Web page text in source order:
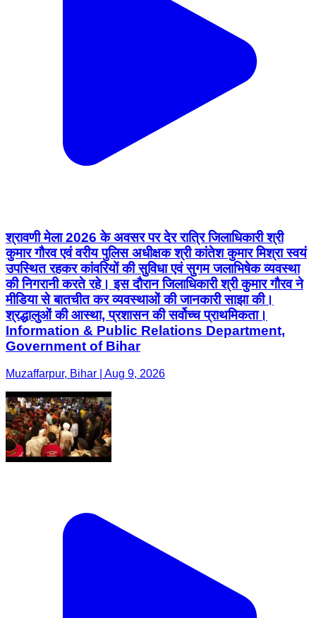
श्रावणी मेला 2026 के अवसर पर देर रात्रि जिलाधिकारी श्री
कुमार गौरव एवं वरीय पुलिस अधीक्षक श्री कांतेश कुमार मिश्रा स्वयं
उपस्थित रहकर कांवरियों की सुविधा एवं सुगम जलाभिषेक व्यवस्था
की निगरानी करते रहे। इस दौरान जिलाधिकारी श्री कुमार गौरव ने
मीडिया से बातचीत कर व्यवस्थाओं की जानकारी साझा की।
श्रद्धालुओं की आस्था, प्रशासन की सर्वोच्च प्राथमिकता।
Information & Public Relations Department,
Government of Bihar
Muzaffarpur, Bihar | Aug 9, 2026